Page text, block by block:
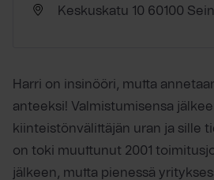
Keskuskatu 10 60100
Harri on insinööri, mutta
anteeksi! Valmistumisensa
kiinteistönvälittäjän uran ja sille
on toki muuttunut 2001
jälkeen, mutta pienessä